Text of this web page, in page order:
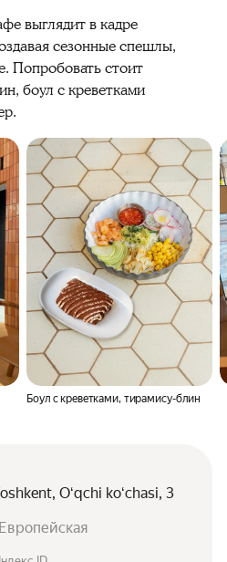
выглядит в кадре
сезонные спешлы,
Попробовать стоит
боул с креветками
Боул с креветками, тирамису-блин
Oʻqchi koʻchasi, 3